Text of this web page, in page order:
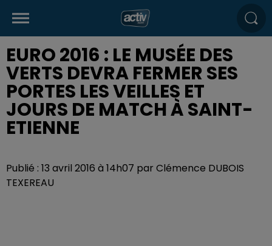
EURO 2016 : LE MUSÉE DES
VERTS DEVRA FERMER SES
PORTES LES VEILLES ET
JOURS DE MATCH À SAINT-
ETIENNE
Publié : 13 avril 2016 à 14h07 par Clémence DUBOIS
TEXEREAU